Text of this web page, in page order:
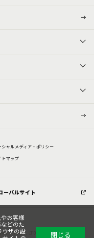
シャルメディア・ポリシー
トマップ
ーバルサイト
ITOEN, LTD.
お客様
どのた
ウザの設
閉じる